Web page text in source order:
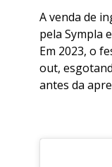
A venda de
pela Sympla
Em 2023, o
out,
antes da